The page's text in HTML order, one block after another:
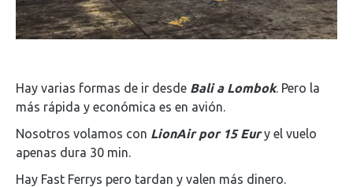
Hay varias formas de ir desde Bali a Lombok. Pero la
más rápida y económica es en avión.
Nosotros volamos con LionAir por 15 Eury el vuelo
apenas dura 30 min.
Hay Fast Ferrys pero tardan y valen más dinero.